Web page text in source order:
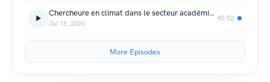
Chercheure en climat dans le secteur académique : les clés pour s'orienter avec Dr Evelyne Touré
Jul 16, 2026
45:52
More Episodes